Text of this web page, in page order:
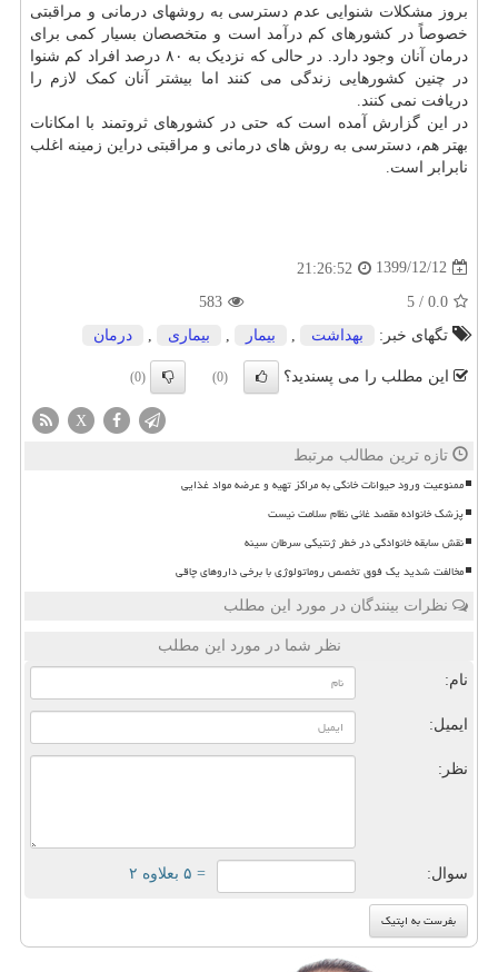
بروز مشکلات شنوایی عدم دسترسی به روشهای درمانی و مراقبتی
خصوصاً در کشورهای کم درآمد است و متخصصان بسیار کمی برای
درمان آنان وجود دارد. در حالی که نزدیک به ۸۰ درصد افراد کم شنوا
در چنین کشورهایی زندگی می کنند اما بیشتر آنان کمک لازم را
دریافت نمی کنند.
در این گزارش آمده است که حتی در کشورهای ثروتمند با امکانات
بهتر هم، دسترسی به روش های درمانی و مراقبتی دراین زمینه اغلب
نابرابر است.
1399/12/12
21:26:52
0.0
/
5
583
تگهای خبر:
بهداشت بیمار بیماری درمان
این مطلب را می پسندید؟ (0)
(0)
X
تازه ترین مطالب مرتبط
ممنوعیت ورود حیوانات خانگی به مراکز تهیه و عرضه مواد غذایی
پزشک خانواده مقصد غائی نظام سلامت نیست
نقش سابقه خانوادگی در خطر ژنتیکی سرطان سینه
مخالفت شدید یک فوق تخصص روماتولوژی با برخی داروهای چاقی
نظرات بینندگان در مورد این مطلب
نظر شما در مورد این مطلب
نام:
ایمیل:
نظر:
سوال: = ۵ بعلاوه ۲